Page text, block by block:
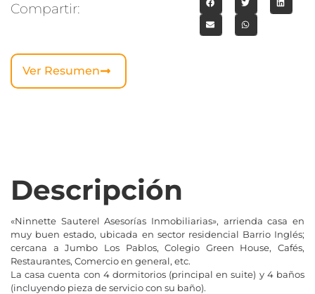
Compartir:
Ver Resumen
Descripción
«Ninnette Sauterel Asesorías Inmobiliarias», arrienda casa en
muy buen estado, ubicada en sector residencial Barrio Inglés;
cercana a Jumbo Los Pablos, Colegio Green House, Cafés,
Restaurantes, Comercio en general, etc.
La casa cuenta con 4 dormitorios (principal en suite) y 4 baños
(incluyendo pieza de servicio con su baño).